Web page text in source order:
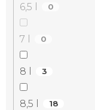
6,5 l 0
7 l 0
8 l 3
8,5 l 18